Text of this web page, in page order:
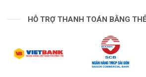
chụp POV, ảnh tự chụp, cam theo
Thay vì bị kẹt trên gậy như bạn làm
sướng thông thường, hãy chụp ảnh
HỖ TRỢ THANH TOÁN BẰNG